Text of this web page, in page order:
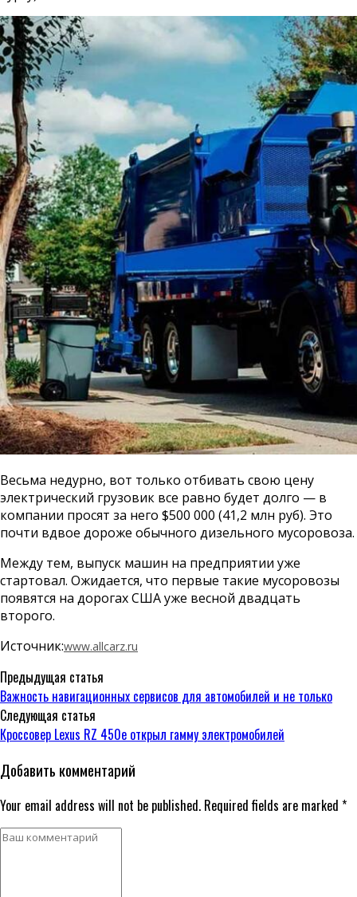
Весьма недурно, вот только отбивать свою цену
электрический грузовик все равно будет долго — в
компании просят за него $500 000 (41,2 млн руб). Это
почти вдвое дороже обычного дизельного мусоровоза.
Между тем, выпуск машин на предприятии уже
стартовал. Ожидается, что первые такие мусоровозы
появятся на дорогах США уже весной двадцать
второго.
Источник:www.allcarz.ru
Предыдущая статья
Важность навигационных сервисов для автомобилей и не только
Следующая статья
Кроссовер Lexus RZ 450e открыл гамму электромобилей
Добавить комментарий
Your email address will not be published. Required fields are marked *